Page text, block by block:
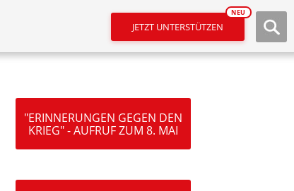
JETZT UNTERSTÜTZEN
NEU
"ERINNERUNGEN GEGEN DEN
KRIEG" - AUFRUF ZUM 8. MAI